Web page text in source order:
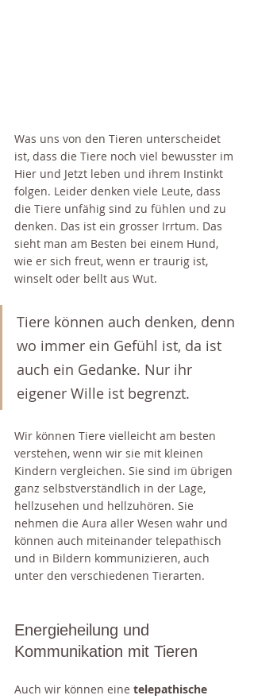
Was uns von den Tieren unterscheidet
ist, dass die Tiere noch viel bewusster im
Hier und Jetzt leben und ihrem Instinkt
folgen. Leider denken viele Leute, dass
die Tiere unfähig sind zu fühlen und zu
denken. Das ist ein grosser Irrtum. Das
sieht man am Besten bei einem Hund,
wie er sich freut, wenn er traurig ist,
winselt oder bellt aus Wut.
Tiere können auch denken, denn
wo immer ein Gefühl ist, da ist
auch ein Gedanke. Nur ihr
eigener Wille ist begrenzt.
Wir können Tiere vielleicht am besten
verstehen, wenn wir sie mit kleinen
Kindern vergleichen. Sie sind im übrigen
ganz selbstverständlich in der Lage,
hellzusehen und hellzuhören. Sie
nehmen die Aura aller Wesen wahr und
können auch miteinander telepathisch
und in Bildern kommunizieren, auch
unter den verschiedenen Tierarten.
Energieheilung und
Kommunikation mit Tieren
Auch wir können eine telepathische